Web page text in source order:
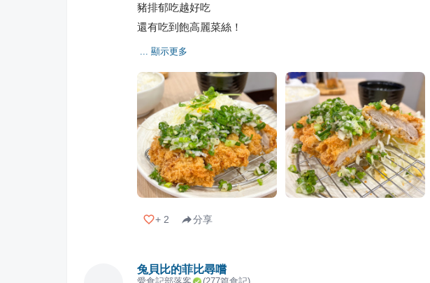
豬排郁吃越好吃
還有吃到飽高麗菜絲！
... 顯示更多
+ 2 分享
兔貝比的菲比尋嚐